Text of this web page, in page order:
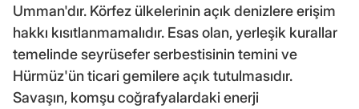
Umman'dır. Körfez ülkelerinin açık denizlere erişim
hakkı kısıtlanmamalıdır. Esas olan, yerleşik kurallar
temelinde seyrüsefer serbestisinin temini ve
Hürmüz'ün ticari gemilere açık tutulmasıdır.
Savaşın, komşu coğrafyalardaki enerji